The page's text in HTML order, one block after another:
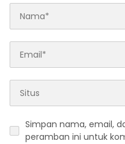
Simpan nama, email,
peramban ini untuk